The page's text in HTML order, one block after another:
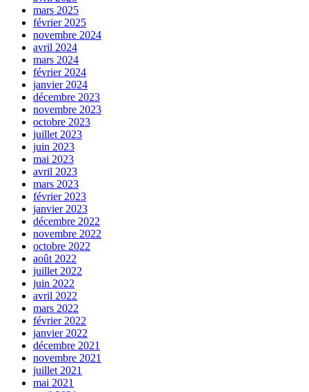
mars 2025
février 2025
novembre 2024
avril 2024
mars 2024
février 2024
janvier 2024
décembre 2023
novembre 2023
octobre 2023
juillet 2023
juin 2023
mai 2023
avril 2023
mars 2023
février 2023
janvier 2023
décembre 2022
novembre 2022
octobre 2022
août 2022
juillet 2022
juin 2022
avril 2022
mars 2022
février 2022
janvier 2022
décembre 2021
novembre 2021
juillet 2021
mai 2021